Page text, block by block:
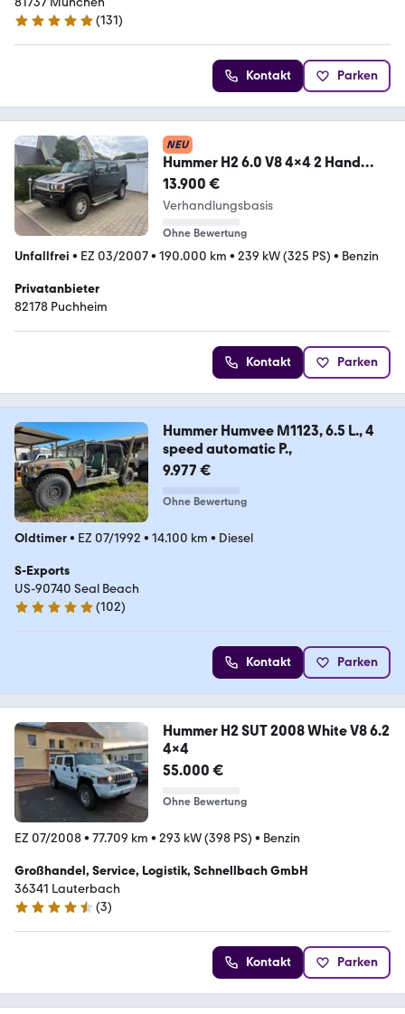
5 Sterne
(131)
Kontakt Parken
NEU
Hummer H2 6.0 V8 4x4 2 Hand
Deutsches Fahrzeug
13.900 €
Verhandlungsbasis
Ohne Bewertung
Unfallfrei • EZ 03/2007• 190.000 km • 239 kW (325 PS) • Benzin
Privatanbieter
82178 Puchheim
Kontakt Parken
Hummer Humvee M1123, 6.5 L., 4
speed automatic P.,
9.977 €
Ohne Bewertung
Oldtimer• EZ 07/1992 • 14.100 km • Diesel
S-Exports
US-90740 Seal Beach
4.9 Sterne
(102)
Kontakt Parken
Hummer H2 SUT 2008 White V8 6.2
4x4
55.000 €
Ohne Bewertung
EZ 07/2008• 77.709 km • 293 kW (398 PS) • Benzin
Großhandel, Service, Logistik, Schnellbach GmbH
36341 Lauterbach
4.3 Sterne
(3)
Kontakt Parken